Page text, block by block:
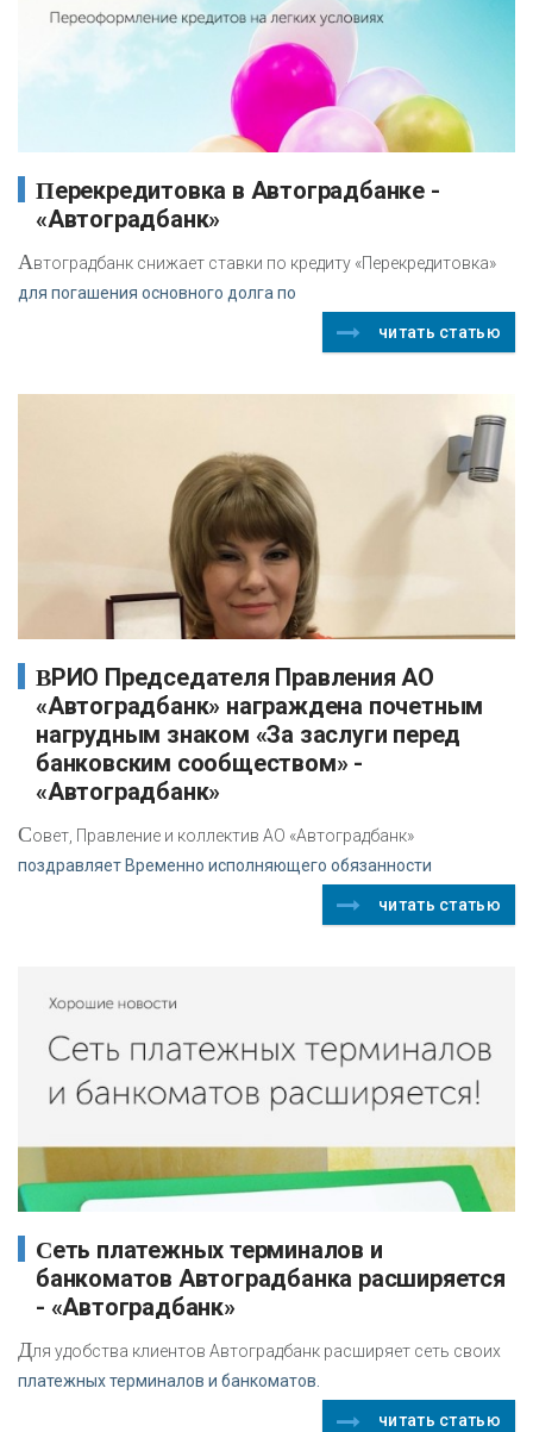
Перекредитовка в Автоградбанке -
«Автоградбанк»
Автоградбанк снижает ставки по кредиту «Перекредитовка»
для погашения основного долга по
читать статью
ВРИО Председателя Правления АО
«Автоградбанк» награждена почетным
нагрудным знаком «За заслуги перед
банковским сообществом» -
«Автоградбанк»
Совет, Правление и коллектив АО «Автоградбанк»
поздравляет Временно исполняющего обязанности
читать статью
Сеть платежных терминалов и
банкоматов Автоградбанка расширяется
- «Автоградбанк»
Для удобства клиентов Автоградбанк расширяет сеть своих
платежных терминалов и банкоматов.
читать статью